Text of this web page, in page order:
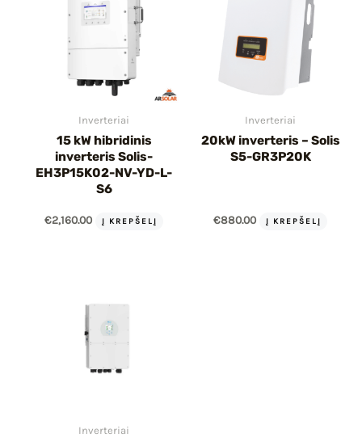
Inverteriai
15 kW hibridinis
inverteris Solis-
EH3P15K02-NV-YD-L-
S6
€2,160.00 Į KREPŠELĮ
Inverteriai
20kW inverteris – Solis
S5-GR3P20K
€880.00 Į KREPŠELĮ
Inverteriai